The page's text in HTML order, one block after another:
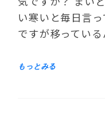
い寒いと毎日言
ですが移ってい